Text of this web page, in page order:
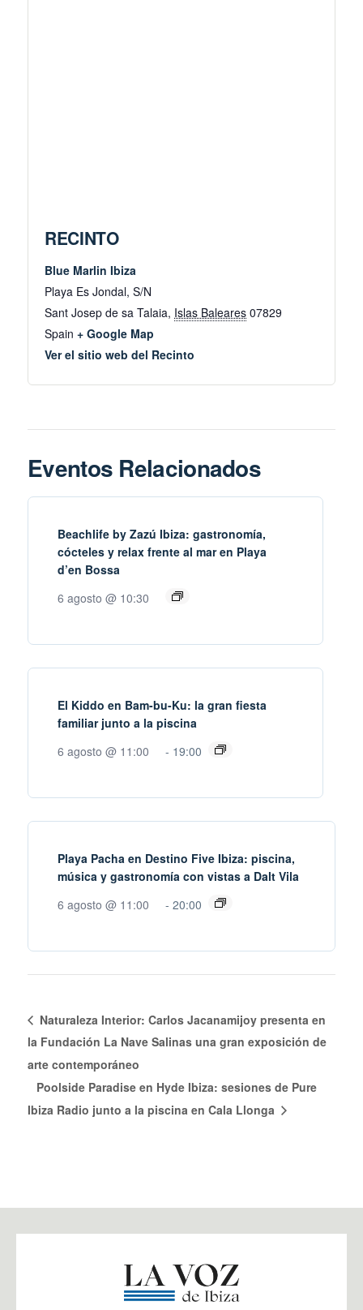
RECINTO
Blue Marlin Ibiza
Playa Es Jondal, S/N
Sant Josep de sa Talaia, Islas Baleares 07829
Spain + Google Map
Ver el sitio web del Recinto
Eventos Relacionados
Beachlife by Zazú Ibiza: gastronomía,
cócteles y relax frente al mar en Playa
d’en Bossa
6 agosto @ 10:30
El Kiddo en Bam-bu-Ku: la gran fiesta
familiar junto a la piscina
6 agosto @ 11:00
- 19:00
Playa Pacha en Destino Five Ibiza: piscina,
música y gastronomía con vistas a Dalt Vila
6 agosto @ 11:00
- 20:00
Naturaleza Interior: Carlos Jacanamijoy presenta en
la Fundación La Nave Salinas una gran exposición de
arte contemporáneo
Poolside Paradise en Hyde Ibiza: sesiones de Pure
Ibiza Radio junto a la piscina en Cala Llonga